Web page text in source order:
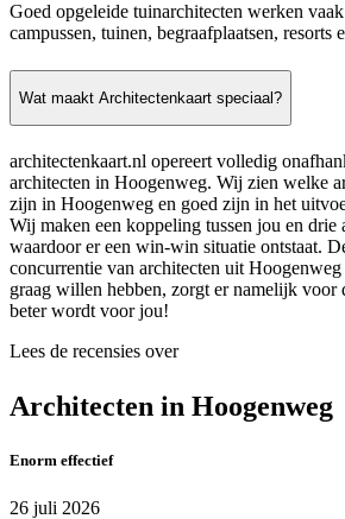
Goed opgeleide tuinarchitecten werken
campussen, tuinen, begraafplaatsen, resorts
Wat maakt Architectenkaart speciaal?
architectenkaart.nl opereert volledig
architecten in Hoogenweg. Wij zien welke
zijn in Hoogenweg en goed zijn in het
Wij maken een koppeling tussen jou en drie
waardoor er een win-win situatie ontstaat.
concurrentie van architecten uit
graag willen hebben, zorgt er namelijk voor
beter wordt voor jou!
Lees de recensies over
Architecten in Hoogenweg
Enorm effectief
26 juli 2026